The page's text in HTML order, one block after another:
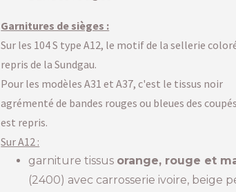
Garnitures de sièges :
Sur les 104 S type A12, le motif de la sellerie
repris de la Sundgau.
Pour les modèles A31 et A37, c'est le tissus noir
agrémenté de bandes rouges ou bleues des
est repris.
Sur A12 :
garniture tissus orange, rouge et
(2400) avec carrosserie ivoire, beige